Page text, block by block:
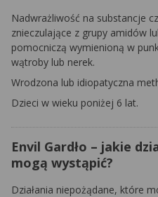
Nadwrażliwość na substancje
znieczulające z grupy amidów
pomocniczą wymienioną w
wątroby lub nerek.
Wrodzona lub idiopatyczna
Dzieci w wieku poniżej 6 lat.
Envil Gardło – jakie
mogą wystąpić?
Działania niepożądane, które